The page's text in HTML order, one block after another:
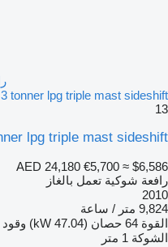
tonner lpg triple mast sideshift
13
lpg triple mast sideshift
AED 24,180 €5,700 ≈ $6,586
رافعة شوكية تعمل بالغاز
2010
9,824 متر / ساعة
القوة 64 حصان (47.04 kW) وقود
الشوكة 1 متر